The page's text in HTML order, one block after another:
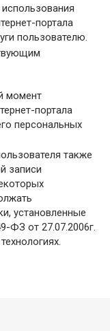
портала
пользователю.
момент
портала
персональных
также
записи
установленные
ФЗ от 27.07.2006г.